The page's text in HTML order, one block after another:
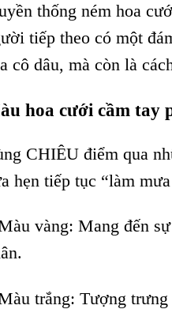
thống ném hoa
tiếp theo có một
cô dâu, mà còn là
hoa cưới cầm tay
CHIÊU điểm qua
hẹn tiếp tục “làm
vàng: Mang đến
trắng: Tượng